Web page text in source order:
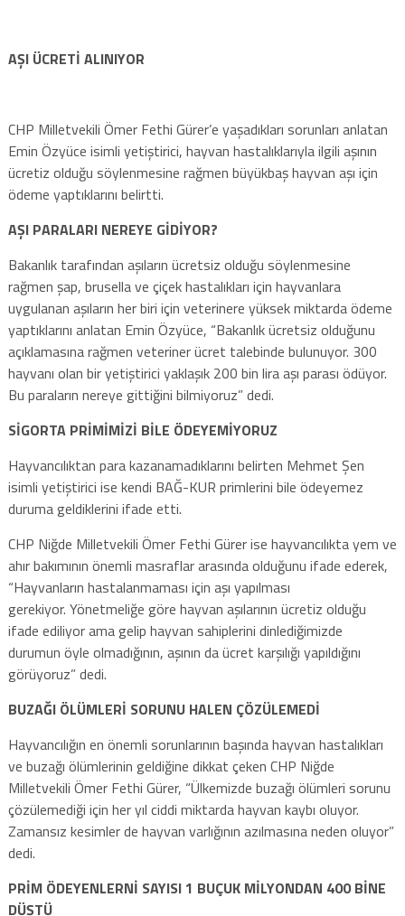
AŞI ÜCRETİ ALINIYOR
CHP Milletvekili Ömer Fethi Gürer’e yaşadıkları sorunları anlatan
Emin Özyüce isimli yetiştirici, hayvan hastalıklarıyla ilgili aşının
ücretiz olduğu söylenmesine rağmen büyükbaş hayvan aşı için
ödeme yaptıklarını belirtti.
AŞI PARALARI NEREYE GİDİYOR?
Bakanlık tarafından aşıların ücretsiz olduğu söylenmesine
rağmen şap, brusella ve çiçek hastalıkları için hayvanlara
uygulanan aşıların her biri için veterinere yüksek miktarda ödeme
yaptıklarını anlatan Emin Özyüce, “Bakanlık ücretsiz olduğunu
açıklamasına rağmen veteriner ücret talebinde bulunuyor. 300
hayvanı olan bir yetiştirici yaklaşık 200 bin lira aşı parası ödüyor.
Bu paraların nereye gittiğini bilmiyoruz” dedi.
SİGORTA PRİMİMİZİ BİLE ÖDEYEMİYORUZ
Hayvancılıktan para kazanamadıklarını belirten Mehmet Şen
isimli yetiştirici ise kendi BAĞ-KUR primlerini bile ödeyemez
duruma geldiklerini ifade etti.
CHP Niğde Milletvekili Ömer Fethi Gürer ise hayvancılıkta yem ve
ahır bakımının önemli masraflar arasında olduğunu ifade ederek,
“Hayvanların hastalanmaması için aşı yapılması
gerekiyor. Yönetmeliğe göre hayvan aşılarının ücretiz olduğu
ifade ediliyor ama gelip hayvan sahiplerini dinlediğimizde
durumun öyle olmadığının, aşının da ücret karşılığı yapıldığını
görüyoruz” dedi.
BUZAĞI ÖLÜMLERİ SORUNU HALEN ÇÖZÜLEMEDİ
Hayvancılığın en önemli sorunlarının başında hayvan hastalıkları
ve buzağı ölümlerinin geldiğine dikkat çeken CHP Niğde
Milletvekili Ömer Fethi Gürer, “Ülkemizde buzağı ölümleri sorunu
çözülemediği için her yıl ciddi miktarda hayvan kaybı oluyor.
Zamansız kesimler de hayvan varlığının azılmasına neden oluyor”
dedi.
PRİM ÖDEYENLERNİ SAYISI 1 BUÇUK MİLYONDAN 400 BİNE
DÜŞTÜ